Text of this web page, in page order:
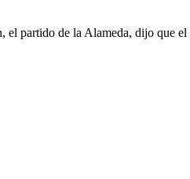
partido de la Alameda, dijo que